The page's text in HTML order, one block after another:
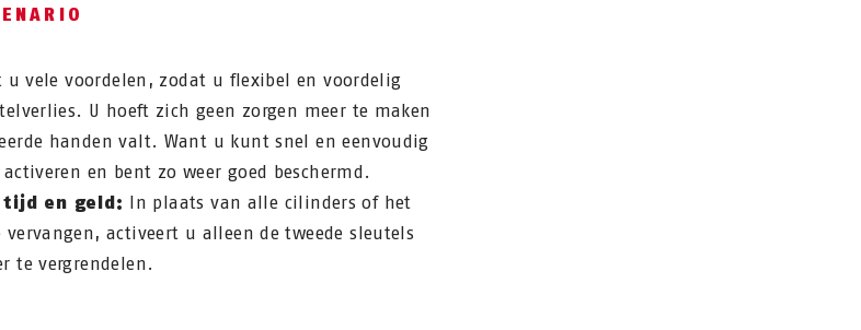
u vele voordelen, zodat u flexibel en voordelig
U hoeft zich geen zorgen meer te maken
handen valt. Want u kunt snel en eenvoudig
en bent zo weer goed beschermd.
en geld: In plaats van alle cilinders of het
vervangen, activeert u alleen de tweede sleutels
te vergrendelen.